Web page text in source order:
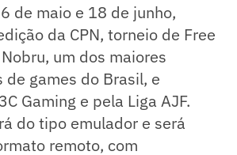
de maio e 18 de junho,
da CPN, torneio de Free
um dos maiores
games do Brasil, e
Gaming e pela Liga AJF.
do tipo emulador e será
remoto, com